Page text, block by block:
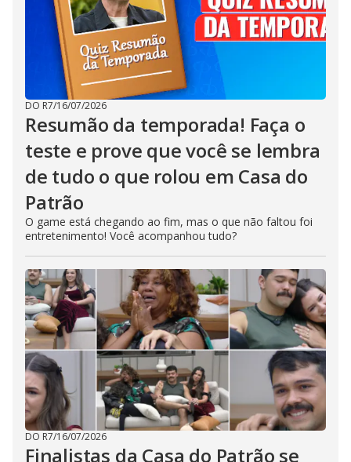
DO R7/16/07/2026
Resumão da temporada! Faça o
teste e prove que você se lembra
de tudo o que rolou em Casa do
Patrão
O game está chegando ao fim, mas o que não faltou foi
entretenimento! Você acompanhou tudo?
DO R7/16/07/2026
Finalistas da Casa do Patrão se